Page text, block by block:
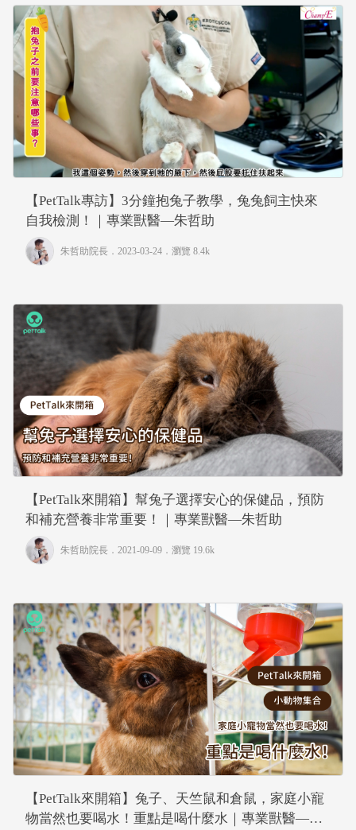
【PetTalk專訪】3分鐘抱兔子教學，兔兔飼主快來
自我檢測！｜專業獸醫—朱哲助
朱哲助院長 ．2023-03-24． 瀏覽 8.4k
【PetTalk來開箱】幫兔子選擇安心的保健品，預防
和補充營養非常重要！｜專業獸醫—朱哲助
朱哲助院長 ．2021-09-09． 瀏覽 19.6k
【PetTalk來開箱】兔子、天竺鼠和倉鼠，家庭小寵
物當然也要喝水！重點是喝什麼水｜專業獸醫—侯